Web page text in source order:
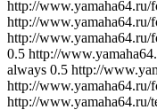
http://www.yamaha64.ru/
http://www.yamaha64.ru/
http://www.yamaha64.ru/
0.5 http://
always 0.5 http://
http://www.yamaha64.ru/
http://www.yamaha64.ru/